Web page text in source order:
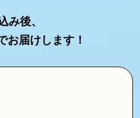
み後、
お届けします！